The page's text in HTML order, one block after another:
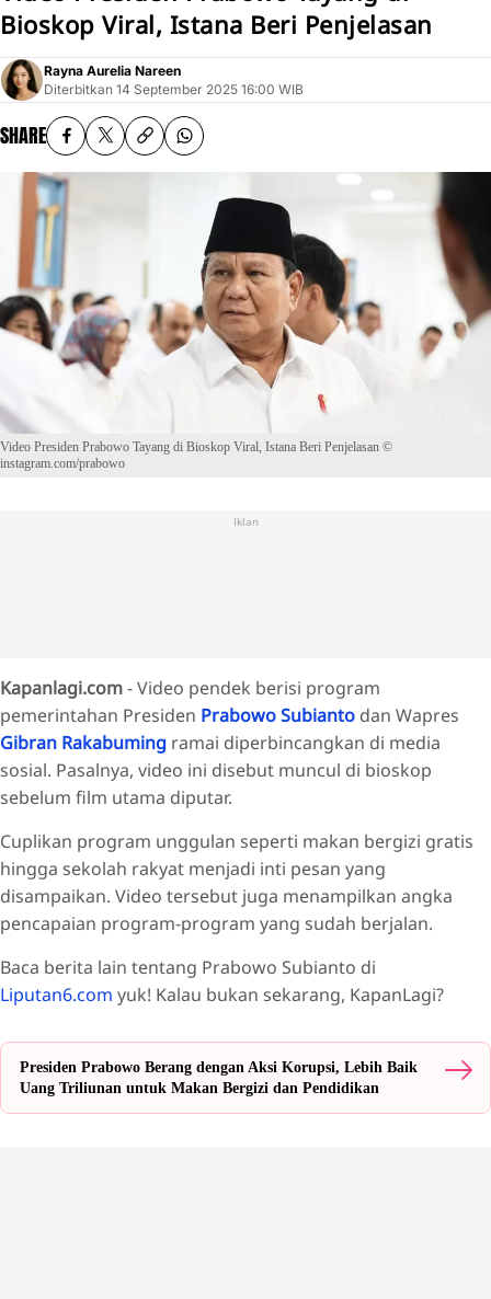
Bioskop Viral, Istana Beri Penjelasan
Rayna Aurelia Nareen
Diterbitkan 14 September 2025 16:00 WIB
SHARE
Video Presiden Prabowo Tayang di Bioskop Viral, Istana Beri Penjelasan ©
instagram.com/prabowo
Iklan
Kapanlagi.com- Video pendek berisi program
pemerintahan Presiden Prabowo Subianto dan Wapres
Gibran Rakabuming ramai diperbincangkan di media
sosial. Pasalnya, video ini disebut muncul di bioskop
sebelum film utama diputar.
Cuplikan program unggulan seperti makan bergizi gratis
hingga sekolah rakyat menjadi inti pesan yang
disampaikan. Video tersebut juga menampilkan angka
pencapaian program-program yang sudah berjalan.
Baca berita lain tentang Prabowo Subianto di
Liputan6.com yuk! Kalau bukan sekarang, KapanLagi?
Presiden Prabowo Berang dengan Aksi Korupsi, Lebih Baik
Uang Triliunan untuk Makan Bergizi dan Pendidikan